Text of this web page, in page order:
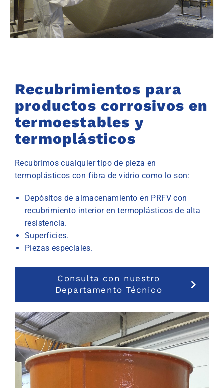
termoplásticos
PIDE PRESUPUESTO SIN
COMPROMISO
Recubrimientos para
productos corrosivos en
termoestables y
termoplásticos
Recubrimos cualquier tipo de pieza en
termoplásticos con fibra de vidrio como lo son:
Depósitos de almacenamiento en PRFV con
recubrimiento interior en termoplásticos de alta
resistencia.
Superficies.
Piezas especiales.
Consulta con nuestro
Departamento Técnico